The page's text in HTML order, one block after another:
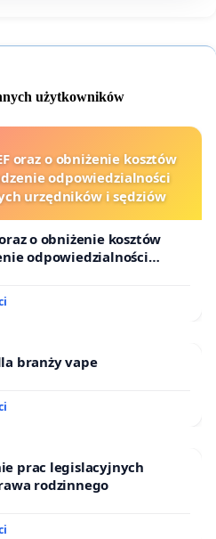
użytkowników
oraz o obniżenie kosztów
odpowiedzialności
urzędników i sędziów
o obniżenie kosztów
odpowiedzialności
i sędziów
branży vape
prac legislacyjnych
rodzinnego